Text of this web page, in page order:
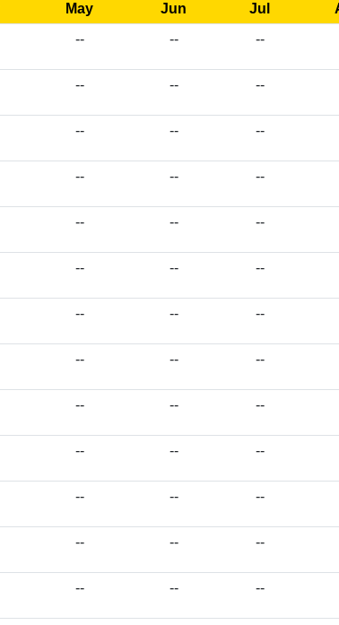
May Jun Jul
-- -- --
-- -- --
-- -- --
-- -- --
-- -- --
-- -- --
-- -- --
-- -- --
-- -- --
-- -- --
-- -- --
-- -- --
-- -- --